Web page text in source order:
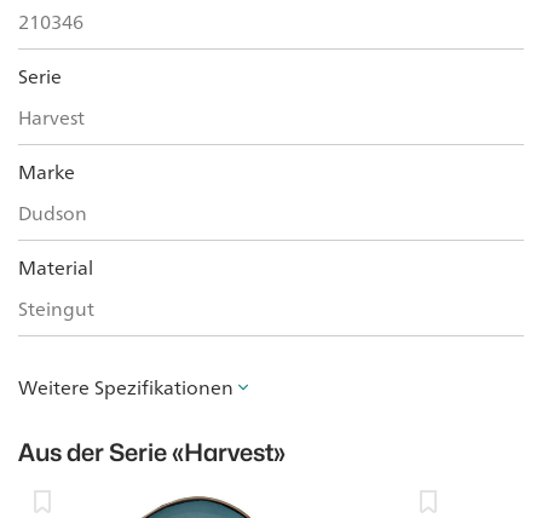
210346
Serie
Harvest
Marke
Dudson
Material
Steingut
Weitere Spezifikationen
Aus der Serie«Harvest»